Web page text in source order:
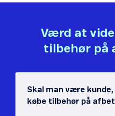
Værd at
tilbehør på
Skal man være
købe tilbehør på